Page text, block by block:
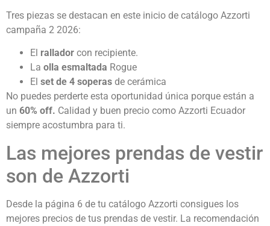
Tres piezas se destacan en este inicio de catálogo Azzorti
campaña 2 2026:
El rallador con recipiente.
La olla esmaltada Rogue
El set de 4 soperas de cerámica
No puedes perderte esta oportunidad única porque están a
un 60% off. Calidad y buen precio como Azzorti Ecuador
siempre acostumbra para ti.
Las mejores prendas de vestir
son de Azzorti
Desde la página 6 de tu catálogo Azzorti consigues los
mejores precios de tus prendas de vestir. La recomendación